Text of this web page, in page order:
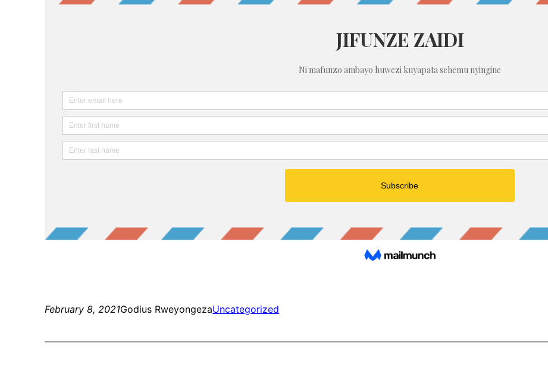
February 8, 2021Godius RweyongezaUncategorized